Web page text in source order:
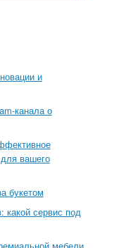
и
канала о
вашего
букетом
какой сервис под